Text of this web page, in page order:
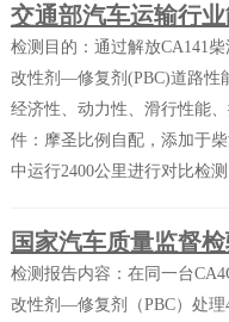
检测目的：通过解放CA141
改性剂—修复剂(PBC)道路性
经济性、动力性、滑行性能
件：摩圣比例自配，添加于
中运行2400公里进行对比检
国家汽车质量监督
检测报告内容：在同一台
改性剂—修复剂（PBC）处